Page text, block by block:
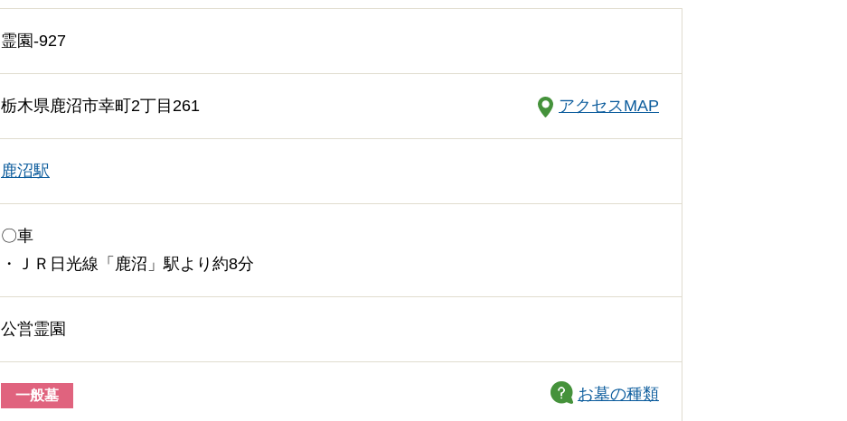
霊園-927
栃木県鹿沼市幸町2丁目261 アクセスMAP
鹿沼駅
〇車
・ＪＲ日光線「鹿沼」駅より約8分
公営霊園
一般墓 お墓の種類